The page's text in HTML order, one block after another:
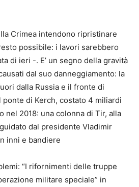
Crimea intendono ripristinare
possibile: i lavori sarebbero
di ieri -. E’ un segno della gravità
dal suo danneggiamento: la
dalla Russia e il fronte di
di Kerch, costato 4 miliardi
nel 2018: una colonna di Tir, alla
dal presidente Vladimir
inni e bandiere
“I rifornimenti delle truppe
militare speciale” in